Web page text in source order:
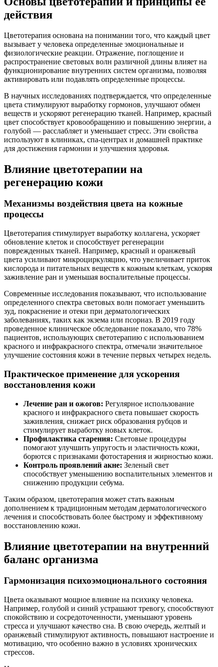
действия
Цветотерапия основана на понимании того, что каждый цвет
вызывает у человека определенные эмоциональные и
физиологические реакции. Отражение, поглощение и
распространение световых волн различной длины влияет на
функционирование внутренних систем организма, позволяя
активировать или подавлять определенные процессы.
В научных исследованиях подтверждается, что определенные
цвета стимулируют выработку гормонов, улучшают обмен
веществ и ускоряют регенерацию тканей. Например, красный
цвет способствует кровообращению и повышению энергии, а
голубой — расслабляет и уменьшает стресс. Эти свойства
используют в клиниках, спа-центрах и домашней практике
для достижения гармонии и улучшения здоровья.
Влияние цветотерапии на
регенерацию кожи
Механизмы воздействия цвета на кожные
процессы
Цветотерапия стимулирует выработку коллагена, ускоряет
обновление клеток и способствует регенерации
поврежденных тканей. Например, красный и оранжевый
цвета усиливают микроциркуляцию, что увеличивает приток
кислорода и питательных веществ к кожным клеткам, ускоряя
заживление ран и уменьшая воспалительные процессы.
Современные исследования показывают, что использование
определенного спектра световых волн помогает уменьшить
зуд, покраснение и отеки при дерматологических
заболеваниях, таких как экзема или псориаз. В 2019 году
проведенное клиническое обследование показало, что 78%
пациентов, использующих светотерапию с использованием
красного и инфракрасного спектра, отмечали значительное
улучшение состояния кожи в течение первых четырех недель.
Практическое применение для ускорения
восстановления кожи
Лечение ран и ожогов: Регулярное использование
красного и инфракрасного света повышает скорость
заживления, снижает риск образования рубцов и
стимулирует выработку новых клеток.
Профилактика старения: Световые процедуры
помогают улучшить упругость и эластичность кожи,
борются с признаками фотостарения и жирностью кожи.
Контроль проявлений акне: Зеленый свет
способствует уменьшению воспалительных элементов и
снижению продукции себума.
Таким образом, цветотерапия может стать важным
дополнением к традиционным методам дерматологического
лечения и способствовать более быстрому и эффективному
восстановлению кожи.
Влияние цветотерапии на внутренний
баланс организма
Гармонизация психоэмоционального состояния
Цвета оказывают мощное влияние на психику человека.
Например, голубой и синий устрашают тревогу, способствуют
спокойствию и сосредоточенности, уменьшают уровень
стресса и улучшают качество сна. В свою очередь, желтый и
оранжевый стимулируют активность, повышают настроение и
мотивацию, что особенно важно в условиях хронических
стрессов.